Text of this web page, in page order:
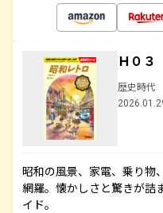
Ｈ０
歴史時代
昭和の風景、家電、乗り物
網羅。懐かしさと驚きが詰
イド。